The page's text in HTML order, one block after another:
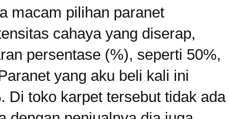
macam pilihan paranet
cahaya yang diserap,
persentase (%), seperti 50%,
yang aku beli kali ini
Di toko karpet tersebut tidak ada